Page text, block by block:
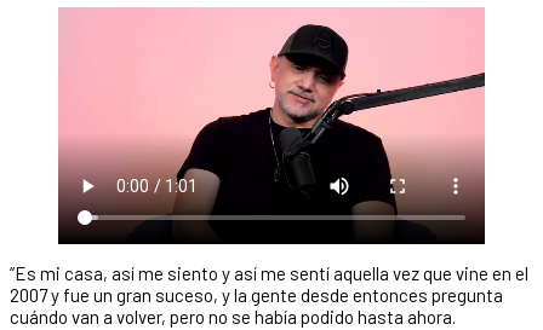
“Es mi casa, así me siento y así me sentí aquella vez que vine en el
2007 y fue un gran suceso, y la gente desde entonces pregunta
cuándo van a volver, pero no se había podido hasta ahora.